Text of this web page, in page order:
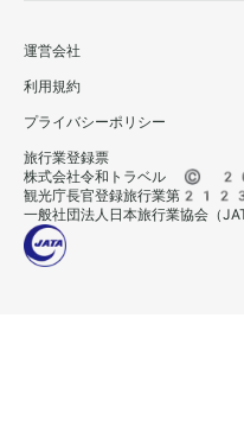
運営会社
利用規約
プライバシーポリシー
旅行業登録票
株式会社令和トラベル
観光庁長官登録旅行業第
一般社団法人日本旅行業協会（